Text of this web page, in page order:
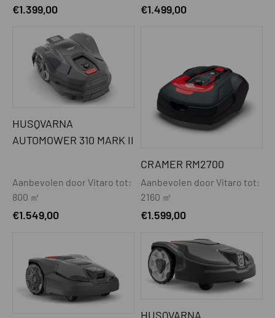
€1.399,00 €1.499,00
HUSQVARNA
AUTOMOWER 310 MARK II
Aanbevolen door Vitaro tot:
800 ㎡
€1.549,00
CRAMER RM2700
Aanbevolen door Vitaro tot:
2160 ㎡
€1.599,00
HUSQVARNA